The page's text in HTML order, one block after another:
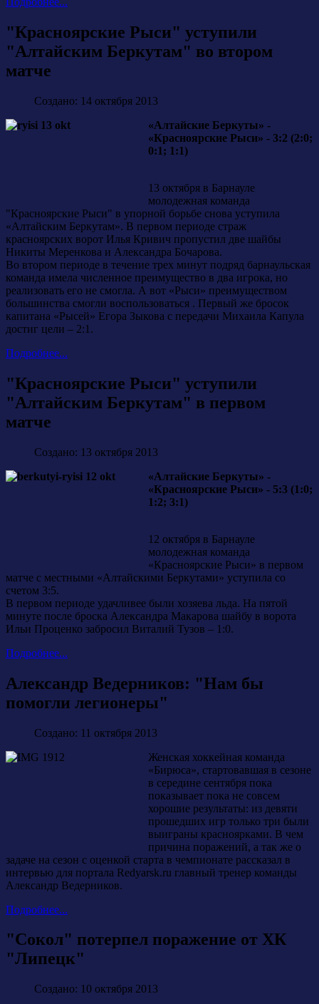
"Красноярские Рыси" уступили
"Алтайским Беркутам" во втором
матче
Создано: 14 октября 2013
«Алтайские Беркуты» -
«Красноярские Рыси» - 3:2 (2:0;
0:1; 1:1)
13 октября в Барнауле
молодежная команда
"Красноярские Рыси" в упорной борьбе снова уступила
«Алтайским Беркутам». В первом периоде страж
красноярских ворот Илья Кривич пропустил две шайбы
Никиты Меренкова и Александра Бочарова.
Во втором периоде в течение трех минут подряд барнаульская
команда имела численное преимущество в два игрока, но
реализовать его не смогла. А вот «Рыси» преимуществом
большинства смогли воспользоваться . Первый же бросок
капитана «Рысей» Егора Зыкова с передачи Михаила Капула
достиг цели – 2:1.
Подробнее...
"Красноярские Рыси" уступили
"Алтайским Беркутам" в первом
матче
Создано: 13 октября 2013
«Алтайские Беркуты» -
«Красноярские Рыси» - 5:3 (1:0;
1:2; 3:1)
12 октября в Барнауле
молодежная команда
«Красноярские Рыси» в первом
матче с местными «Алтайскими Беркутами» уступила со
счетом 3:5.
В первом периоде удачливее были хозяева льда. На пятой
минуте после броска Александра Макарова шайбу в ворота
Ильи Проценко забросил Виталий Тузов – 1:0.
Подробнее...
Александр Ведерников: "Нам бы
помогли легионеры"
Создано: 11 октября 2013
Женская хоккейная команда
«Бирюса», стартовавшая в сезоне
в середине сентября пока
показывает пока не совсем
хорошие результаты: из девяти
прошедших игр только три были
выиграны красноярками. В чем
причина поражений, а так же о
задаче на сезон с оценкой старта в чемпионате рассказал в
интервью для портала Redyarsk.ru главный тренер команды
Александр Ведерников.
Подробнее...
"Сокол" потерпел поражение от ХК
"Липецк"
Создано: 10 октября 2013